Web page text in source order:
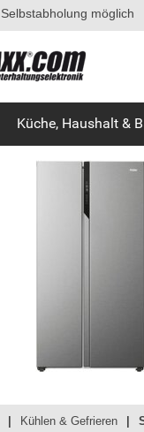
Selbstabholung möglich
Küche, Haushalt &
Kühlen & Gefrieren